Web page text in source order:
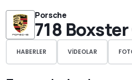
Porsche
718 Boxster
HABERLER VIDEOLAR